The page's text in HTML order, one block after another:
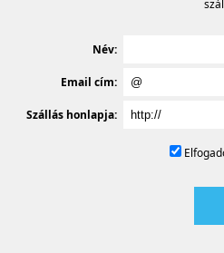
Név:
Email cím:
Szállás honlapja: